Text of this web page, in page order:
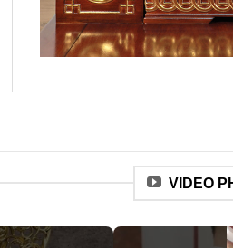
VIDEO